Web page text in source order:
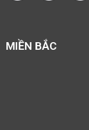
MIỀN BẮC